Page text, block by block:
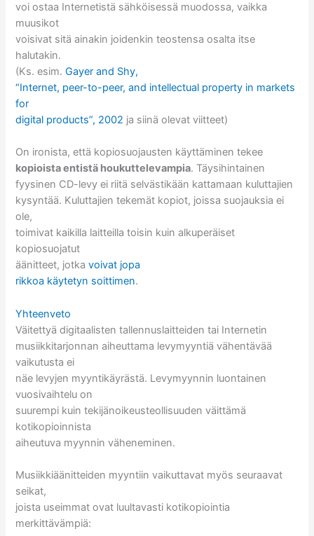
voi ostaa Internetistä sähköisessä muodossa, vaikka
muusikot
voisivat sitä ainakin joidenkin teostensa osalta itse
halutakin.
(Ks. esim.Gayer and Shy,
“Internet, peer-to-peer, and intellectual property in markets
for
digital products”, 2002 ja siinä olevat viitteet)
On ironista, että kopiosuojausten käyttäminen tekee
kopioista entistä houkuttelevampia. Täysihintainen
fyysinen CD-levy ei riitä selvästikään kattamaan kuluttajien
kysyntää. Kuluttajien tekemät kopiot, joissa suojauksia ei
ole,
toimivat kaikilla laitteilla toisin kuin alkuperäiset
kopiosuojatut
äänitteet, jotkavoivat jopa
rikkoa käytetyn soittimen.
Yhteenveto
Väitettyä digitaalisten tallennuslaitteiden tai Internetin
musiikkitarjonnan aiheuttama levymyyntiä vähentävää
vaikutusta ei
näe levyjen myyntikäyrästä. Levymyynnin luontainen
vuosivaihtelu on
suurempi kuin tekijänoikeusteollisuuden väittämä
kotikopioinnista
aiheutuva myynnin väheneminen.
Musiikkiäänitteiden myyntiin vaikuttavat myös seuraavat
seikat,
joista useimmat ovat luultavasti kotikopiointia
merkittävämpiä: